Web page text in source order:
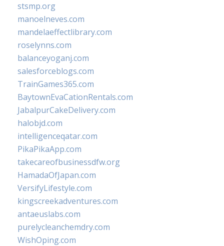
stsmp.org
manoelneves.com
mandelaeffectlibrary.com
roselynns.com
balanceyoganj.com
salesforceblogs.com
TrainGames365.com
BaytownEvaCationRentals.com
JabalpurCakeDelivery.com
halobjd.com
intelligenceqatar.com
PikaPikaApp.com
takecareofbusinessdfw.org
HamadaOfJapan.com
VersifyLifestyle.com
kingscreekadventures.com
antaeuslabs.com
purelycleanchemdry.com
WishOping.com